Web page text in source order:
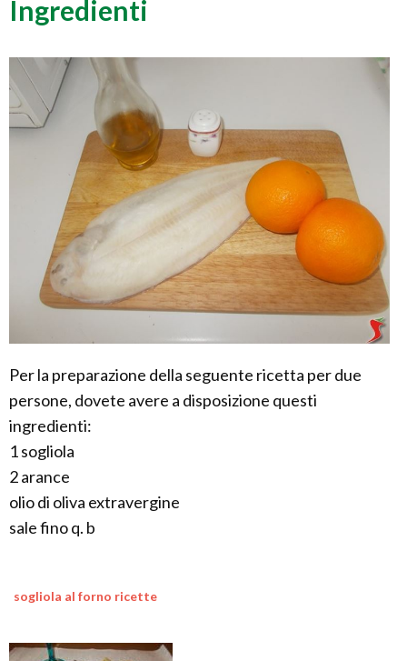
Ingredienti
Per la preparazione della seguente ricetta per due
persone, dovete avere a disposizione questi
ingredienti:
1 sogliola
2 arance
olio di oliva extravergine
sale fino q. b
sogliola al forno ricette